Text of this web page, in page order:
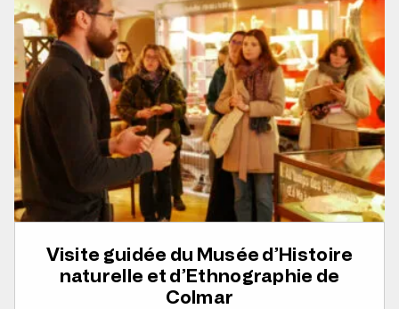
Visite guidée du Musée d’Histoire
naturelle et d’Ethnographie de
Colmar